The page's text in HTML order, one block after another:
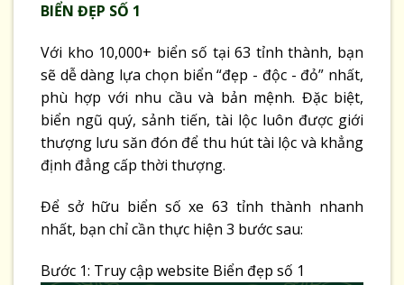
BIỂN ĐẸP SỐ 1
Với kho 10,000+ biển số tại 63 tỉnh thành, bạn
sẽ dễ dàng lựa chọn biển “đẹp - độc - đỏ” nhất,
phù hợp với nhu cầu và bản mệnh. Đặc biệt,
biển ngũ quý, sảnh tiến, tài lộc luôn được giới
thượng lưu săn đón để thu hút tài lộc và khẳng
định đẳng cấp thời thượng.
Để sở hữu biển số xe 63 tỉnh thành nhanh
nhất, bạn chỉ cần thực hiện 3 bước sau:
Bước 1: Truy cập website Biển đẹp số 1